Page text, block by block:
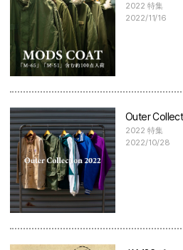
2022 特集
2022/11/16
Outer
2022 特集
2022/10/28